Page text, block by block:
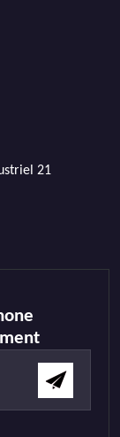
21